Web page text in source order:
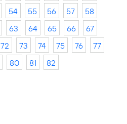
54 55 56 57
58
63 64 65 66
67
72 73 74 75 76
77
80 81 82